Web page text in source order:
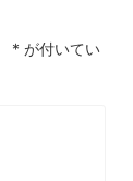
* が付いてい